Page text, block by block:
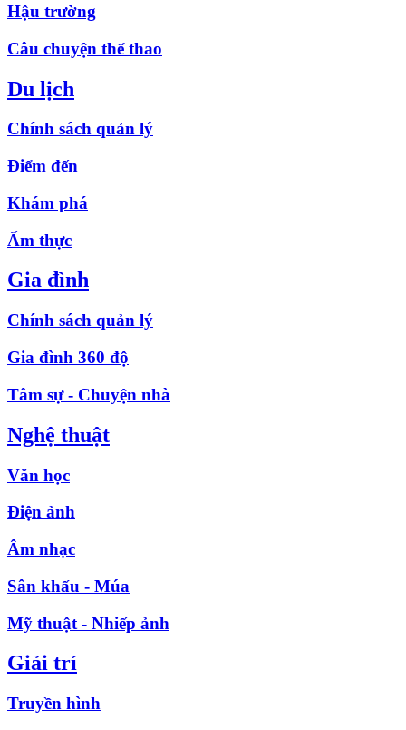
Hậu trường
Câu chuyện thể thao
Du lịch
Chính sách quản lý
Điểm đến
Khám phá
Ẩm thực
Gia đình
Chính sách quản lý
Gia đình 360 độ
Tâm sự - Chuyện nhà
Nghệ thuật
Văn học
Điện ảnh
Âm nhạc
Sân khấu - Múa
Mỹ thuật - Nhiếp ảnh
Giải trí
Truyền hình